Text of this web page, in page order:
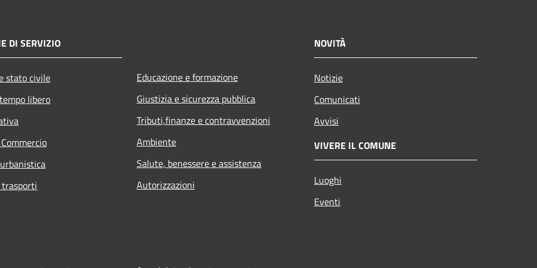
DI SERVIZIO
stato civile
libero
Educazione e formazione
Giustizia e sicurezza pubblica
Tributi,finanze e contravvenzioni
Ambiente
Salute, benessere e assistenza
Autorizzazioni
NOVITÀ
Notizie
Comunicati
Avvisi
VIVERE IL COMUNE
Luoghi
Eventi